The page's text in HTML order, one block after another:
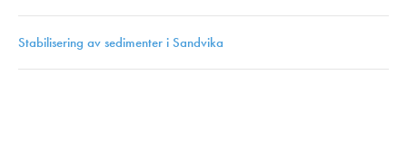
Stabilisering av sedimenter i Sandvika